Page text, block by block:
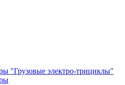
"Грузовые электро‑трициклы"